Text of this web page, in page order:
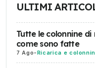
ULTIMI
Tutte le colonnine
come sono fatte
7 Ago-Ricarica e